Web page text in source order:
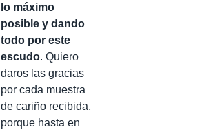
lo máximo
posible y dando
todo por este
escudo. Quiero
daros las gracias
por cada muestra
de cariño recibida,
porque hasta en